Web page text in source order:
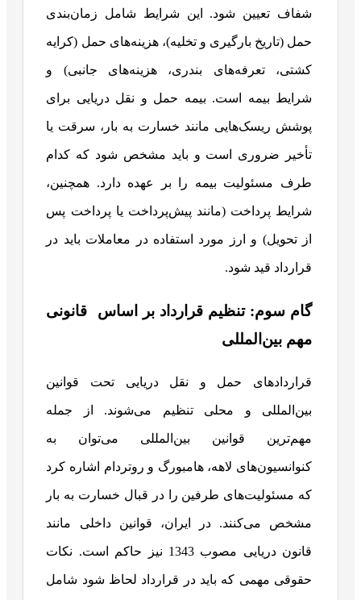
شفاف تعیین شود. این شرایط شامل زمان‌بندی
حمل (تاریخ بارگیری و تخلیه)، هزینه‌های حمل (کرایه
کشتی، تعرفه‌های بندری، هزینه‌های جانبی) و
شرایط بیمه است. بیمه حمل‌ و نقل دریایی برای
پوشش ریسک‌هایی مانند خسارت به بار، سرقت یا
تأخیر ضروری است و باید مشخص شود که کدام
طرف مسئولیت بیمه را بر عهده دارد. همچنین،
شرایط پرداخت (مانند پیش‌پرداخت یا پرداخت پس
از تحویل) و ارز مورد استفاده در معاملات باید در
قرارداد قید شود.
گام سوم: تنظیم قرارداد بر اساس قانونی
مهم بین‌المللی
قراردادهای حمل‌ و نقل دریایی تحت قوانین
بین‌المللی و محلی تنظیم می‌شوند. از جمله
مهم‌ترین قوانین بین‌المللی می‌توان به
کنوانسیون‌های لاهه، هامبورگ و روتردام اشاره کرد
که مسئولیت‌های طرفین را در قبال خسارت به بار
مشخص می‌کنند. در ایران، قوانین داخلی مانند
قانون دریایی مصوب 1343 نیز حاکم است. نکات
حقوقی مهمی که باید در قرارداد لحاظ شود شامل